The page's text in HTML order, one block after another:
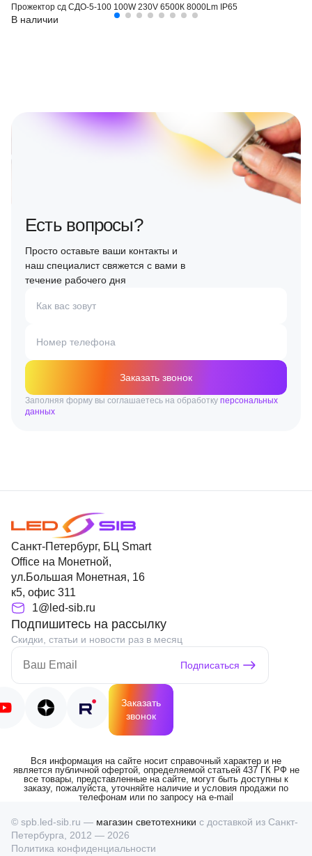
Прожектор сд СДО-5-100 100W 230V 6500К 8000Lm IP65
В наличии
Есть вопросы?
Просто оставьте ваши контакты и
наш специалист свяжется с вами в
течение рабочего дня
Как вас зовут
Номер телефона
Заказать звонок
Заполняя форму вы соглашаетесь на обработку персональных
данных
Санкт-Петербург, БЦ Smart
Office на Монетной,
ул.Большая Монетная, 16
к5, офис 311
1@led-sib.ru
Подпишитесь на рассылку
Скидки, статьи и новости раз в месяц
Подписаться
Заказать
звонок
Вся информация на сайте носит справочный характер и не
является публичной офертой, определяемой статьей 437 ГК РФ не
все товары, представленные на сайте, могут быть доступны к
заказу, пожалуйста, уточняйте наличие и условия продажи по
телефонам или по запросу на e-mail
© spb.led-sib.ru — магазин светотехники с доставкой из Санкт-
Петербурга, 2012 — 2026
Политика конфиденциальности